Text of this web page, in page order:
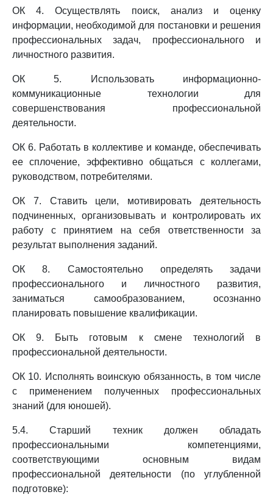
ОК 4. Осуществлять поиск, анализ и оценку
информации, необходимой для постановки и решения
профессиональных задач, профессионального и
личностного развития.
ОК 5. Использовать информационно-
коммуникационные технологии для
совершенствования профессиональной
деятельности.
ОК 6. Работать в коллективе и команде, обеспечивать
ее сплочение, эффективно общаться с коллегами,
руководством, потребителями.
ОК 7. Ставить цели, мотивировать деятельность
подчиненных, организовывать и контролировать их
работу с принятием на себя ответственности за
результат выполнения заданий.
ОК 8. Самостоятельно определять задачи
профессионального и личностного развития,
заниматься самообразованием, осознанно
планировать повышение квалификации.
ОК 9. Быть готовым к смене технологий в
профессиональной деятельности.
ОК 10. Исполнять воинскую обязанность, в том числе
с применением полученных профессиональных
знаний (для юношей).
5.4. Старший техник должен обладать
профессиональными компетенциями,
соответствующими основным видам
профессиональной деятельности (по углубленной
подготовке):